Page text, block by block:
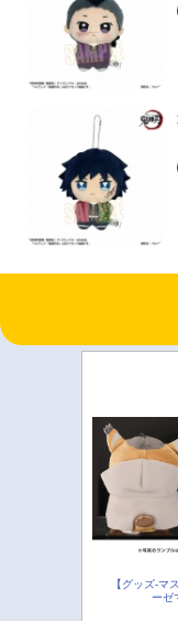
【グッズ-マ
ーゼ